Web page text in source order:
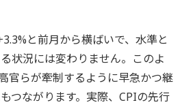
と前月から横ばいで、水準と
状況には変わりません。このよ
官らが牽制するように早急かつ継
つながります。実際、CPIの先行